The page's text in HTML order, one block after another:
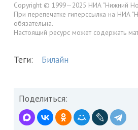
Copyright © 1999—2025 НИА "Нижний
При перепечатке гиперссылка на НИА
обязательна.
Настоящий ресурс может содержать
Теги: Билайн
Поделиться: